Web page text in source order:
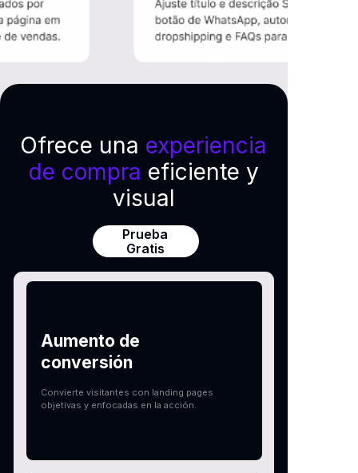
Ofrece una experiencia
de compra eficiente y
visual
Prueba
Gratis
Convierte visitantes con landing pages
objetivas y enfocadas en la acción.
Aumento de
conversión